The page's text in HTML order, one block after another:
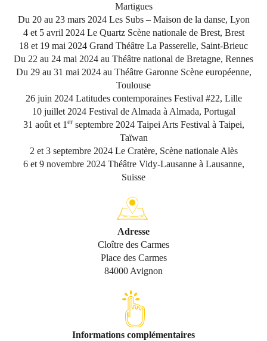
Martigues
Du 20 au 23 mars 2024 Les Subs – Maison de la danse, Lyon
4 et 5 avril 2024 Le Quartz Scène nationale de Brest, Brest
18 et 19 mai 2024 Grand Théâtre La Passerelle, Saint-Brieuc
Du 22 au 24 mai 2024 au Théâtre national de Bretagne, Rennes
Du 29 au 31 mai 2024 au Théâtre Garonne Scène européenne,
Toulouse
26 juin 2024 Latitudes contemporaines Festival #22, Lille
10 juillet 2024 Festival de Almada à Almada, Portugal
31 août et 1 erseptembre 2024 Taipei Arts Festival à Taipei,
Taïwan
2 et 3 septembre 2024 Le Cratère, Scène nationale Alès
6 et 9 novembre 2024 Théâtre Vidy-Lausanne à Lausanne,
Suisse
Adresse
Cloître des Carmes
Place des Carmes
84000 Avignon
Informations complémentaires